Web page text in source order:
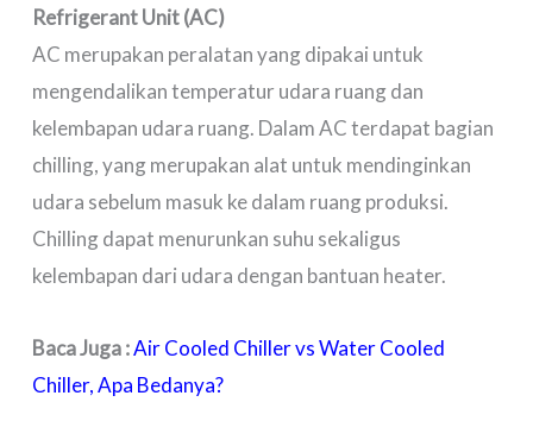
Refrigerant Unit (AC)
AC merupakan peralatan yang dipakai untuk
mengendalikan temperatur udara ruang dan
kelembapan udara ruang. Dalam AC terdapat bagian
chilling, yang merupakan alat untuk mendinginkan
udara sebelum masuk ke dalam ruang produksi.
Chilling dapat menurunkan suhu sekaligus
kelembapan dari udara dengan bantuan heater.
Baca Juga :Air Cooled Chiller vs Water Cooled
Chiller, Apa Bedanya?